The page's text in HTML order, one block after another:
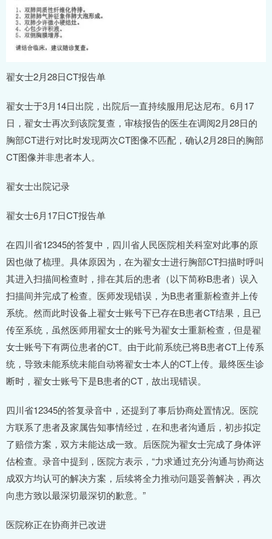
翟女士2月28日CT报告单
翟女士于3月14日出院，出院后一直持续服用尼达尼布。6月17
日，翟女士再次到该院复查，审核报告的医生在调阅2月28日的
胸部CT进行对比时发现两次CT图像不匹配，确认2月28日的胸部
CT图像并非患者本人。
翟女士出院记录
翟女士6月17日CT报告单
在四川省12345的答复中，四川省人民医院相关科室对此事的原
因也做了梳理。具体原因为，在为翟女士进行胸部CT扫描时呼叫
其进入扫描间检查时，排在其后的患者（以下简称B患者）误入
扫描间并完成了检查。医师发现错误，为B患者重新检查并上传
系统。然而此时设备上翟女士账号下已存在B患者CT结果，且已
传至系统，虽然医师用翟女士的账号为翟女士重新检查，但是翟
女士账号下有两位患者的CT。由于此前系统已将B患者CT上传系
统，导致未能系统未能自动将翟女士本人的CT上传。最终医生诊
断时，翟女士账号下是B患者的CT，故出现错误。
四川省12345的答复录音中，还提到了事后协商处置情况。医院
方联系了患者及家属告知事情经过，在和患者沟通后，初步拟定
了赔偿方案，双方未能达成一致。后医院为翟女士完成了身体评
估检查。录音中提到，医院方表示，“力求通过充分沟通与协商达
成双方均认可的解决方案，后续将全力推动问题妥善解决，再次
向患方致以最深切最深切的歉意。”
医院称正在协商并已改进